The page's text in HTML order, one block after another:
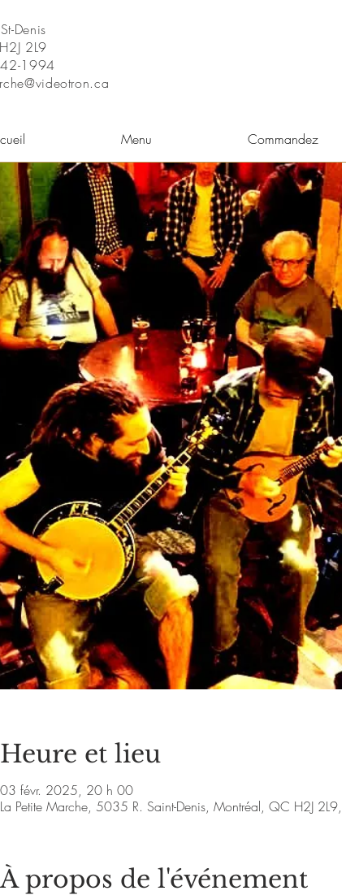
Denis
2L9
1994
Menu Commandez
Heure et lieu
03 févr. 2025, 20 h 00
La Petite Marche, 5035 R. Saint-Denis, Montréal, QC H2J
À propos de l'événement